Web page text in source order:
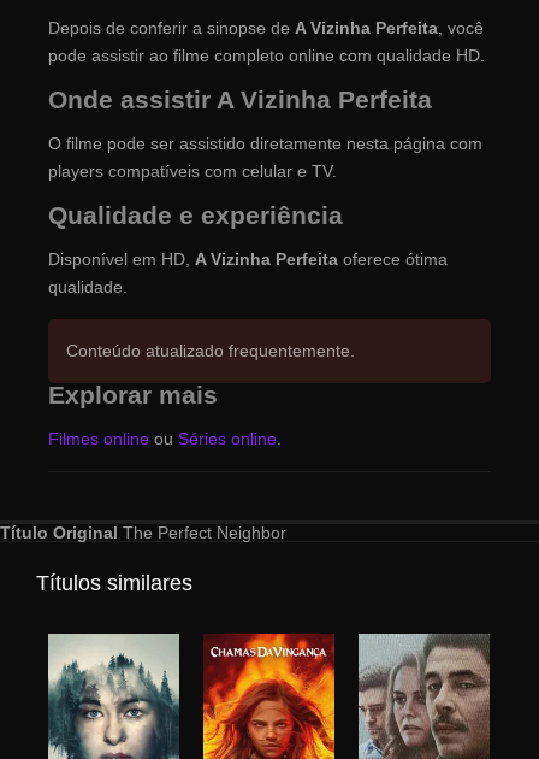
Depois de conferir a sinopse de A Vizinha Perfeita, você
pode assistir ao filme completo online com qualidade HD.
Onde assistir A Vizinha Perfeita
O filme pode ser assistido diretamente nesta página com
players compatíveis com celular e TV.
Qualidade e experiência
Disponível em HD, A Vizinha Perfeita oferece ótima
qualidade.
Conteúdo atualizado frequentemente.
Explorar mais
Filmes online ou Séries online.
Título Original The Perfect Neighbor
Títulos similares